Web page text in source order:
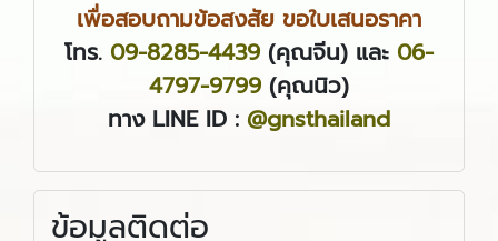
เพื่อสอบถามข้อสงสัย ขอใบเสนอราคา
โทร. 09-8285-4439 (คุณจีน) และ 06-
4797-9799 (คุณนิว)
ทาง LINE ID : @gnsthailand
ข้อมูลติดต่อ